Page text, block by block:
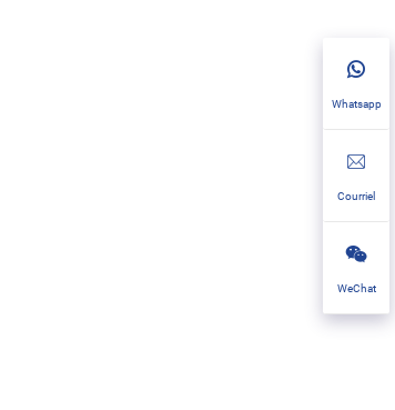
Whatsapp
Courriel
WeChat